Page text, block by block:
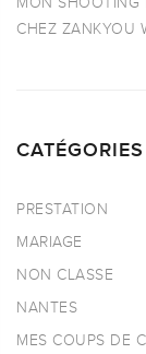
CHEZ ZANKYOU
CATÉGORIES
PRESTATION
MARIAGE
NON CLASSE
NANTES
MES COUPS DE